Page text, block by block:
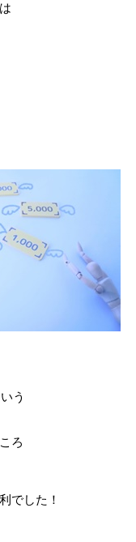
う
ろ
でした！